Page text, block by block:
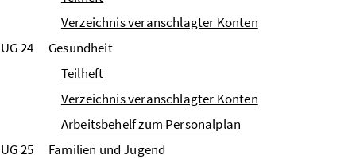
Verzeichnis veranschlagter Konten
UG 24
Gesundheit
Teilheft
Verzeichnis veranschlagter Konten
Arbeitsbehelf zum Personalplan
UG 25
Familien und Jugend